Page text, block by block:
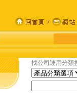
找公司運用分類